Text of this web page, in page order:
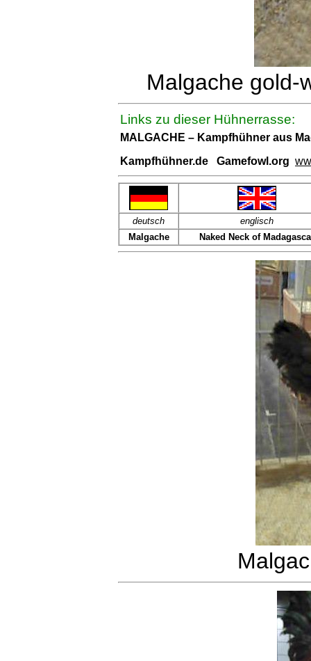
Malgache gold-
Links zu dieser Hühnerrasse:
MALGACHE – Kampfhühner aus
Kampfhühner.de Gamefowl.org
deutsch
englisch
Malgache
Naked Neck of